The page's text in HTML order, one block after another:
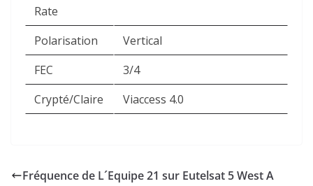
Rate
Polarisation
Vertical
FEC
3/4
Crypté/Claire
Viaccess 4.0
Fréquence de L´Equipe 21 sur Eutelsat 5 West A